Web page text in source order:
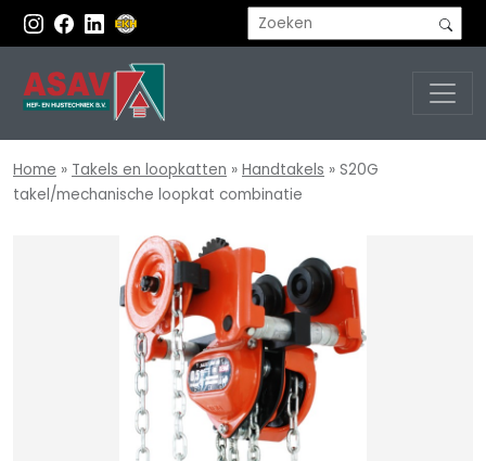
Home » Takels en loopkatten » Handtakels » S20G
takel/mechanische loopkat combinatie